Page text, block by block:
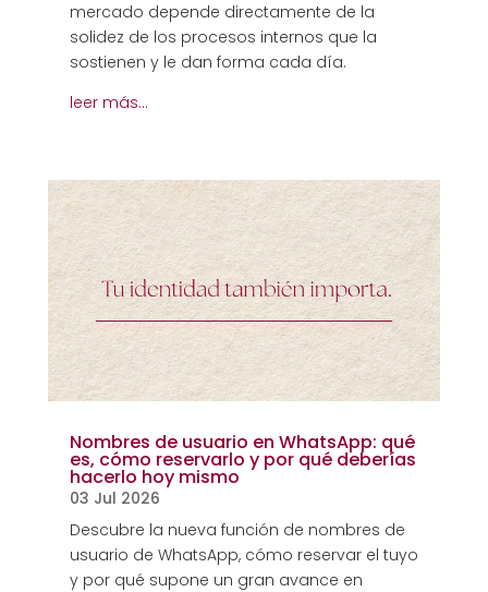
mercado depende directamente de la
solidez de los procesos internos que la
sostienen y le dan forma cada día.
leer más…
Nombres de usuario en WhatsApp: qué
es, cómo reservarlo y por qué deberías
hacerlo hoy mismo
03 Jul 2026
Descubre la nueva función de nombres de
usuario de WhatsApp, cómo reservar el tuyo
y por qué supone un gran avance en